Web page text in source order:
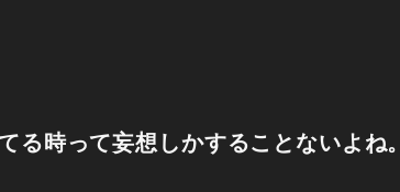
る時って妄想しかすることないよね。